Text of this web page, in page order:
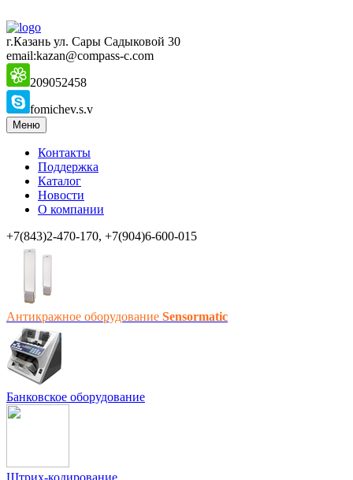
г.Казань ул. Сары Садыковой 30
email:kazan@compass-c.com
209052458
fomichev.s.v
Меню
Контакты
Поддержка
Каталог
Новости
О компании
+7(843)2-470-170, +7(904)6-600-015
Антикражное оборудование Sensormatic
Банковское оборудование
Штрих-кодирование